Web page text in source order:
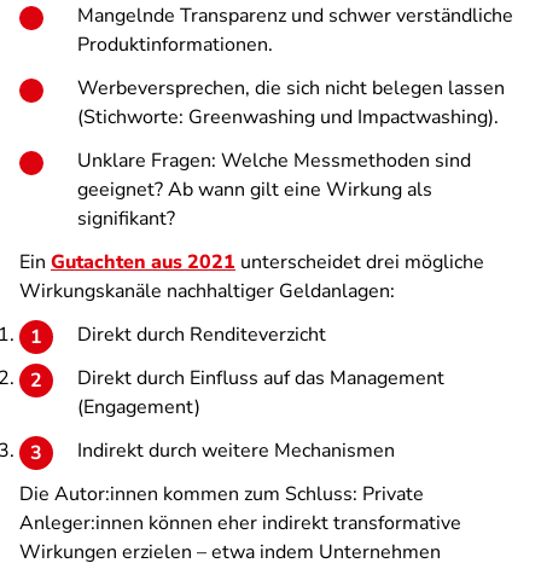
Mangelnde Transparenz und schwer verständliche
Produktinformationen.
Werbeversprechen, die sich nicht belegen lassen
(Stichworte: Greenwashing und Impactwashing).
Unklare Fragen: Welche Messmethoden sind
geeignet? Ab wann gilt eine Wirkung als
signifikant?
Ein Gutachten aus 2021 unterscheidet drei mögliche
Wirkungskanäle nachhaltiger Geldanlagen:
Direkt durch Renditeverzicht
Direkt durch Einfluss auf das Management
(Engagement)
Indirekt durch weitere Mechanismen
Die Autor:innen kommen zum Schluss: Private
Anleger:innen können eher indirekt transformative
Wirkungen erzielen – etwa indem Unternehmen